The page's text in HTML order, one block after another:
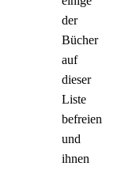
der
Bücher
auf
dieser
Liste
befreien
und
ihnen